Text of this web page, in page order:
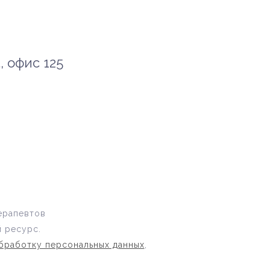
офис 125
ресурс.
персональных данных